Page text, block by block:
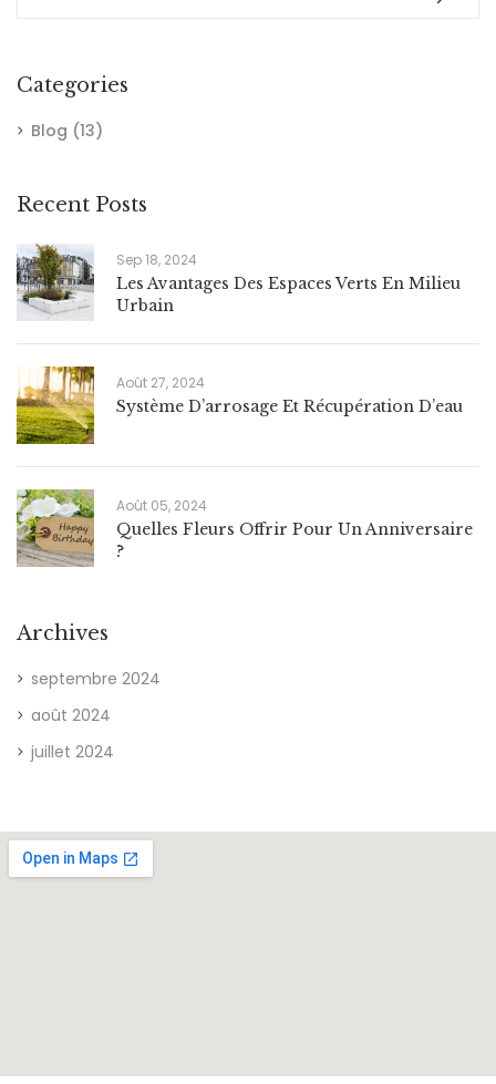
Categories
Blog (13)
Recent Posts
Sep 18, 2024
Les Avantages Des Espaces Verts En Milieu
Urbain
Août 27, 2024
Système D’arrosage Et Récupération D’eau
Août 05, 2024
Quelles Fleurs Offrir Pour Un Anniversaire
?
Archives
septembre 2024
août 2024
juillet 2024